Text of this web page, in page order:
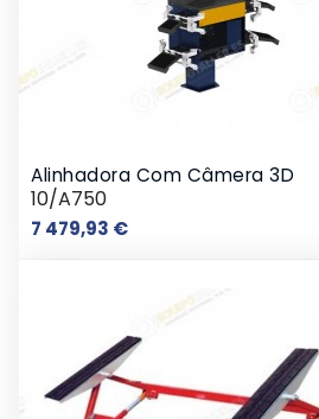
Alinhadora Com Câmera 3D
10/A750
7 479,93 €Preço